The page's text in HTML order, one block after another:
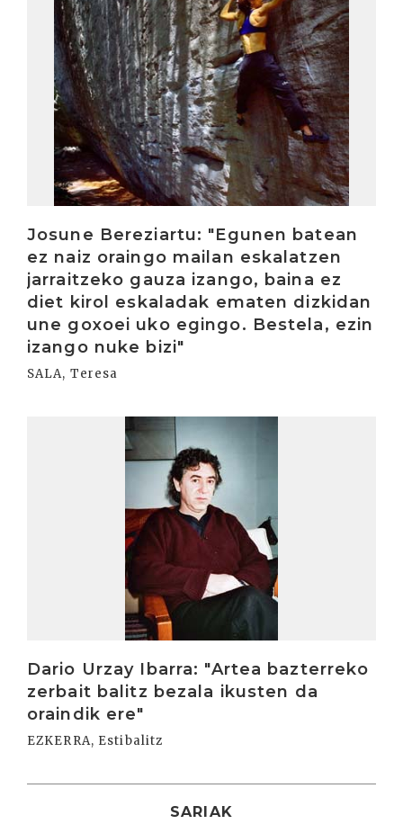
Josune Bereziartu: "Egunen batean
ez naiz oraingo mailan eskalatzen
jarraitzeko gauza izango, baina ez
diet kirol eskaladak ematen dizkidan
une goxoei uko egingo. Bestela, ezin
izango nuke bizi"
SALA, Teresa
Dario Urzay Ibarra: "Artea bazterreko
zerbait balitz bezala ikusten da
oraindik ere"
EZKERRA, Estibalitz
SARIAK